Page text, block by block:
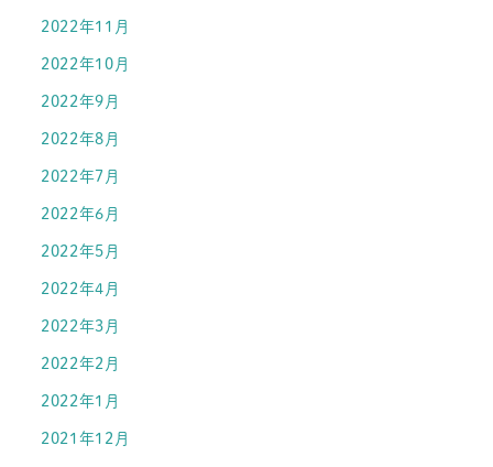
2022年11月
2022年10月
2022年9月
2022年8月
2022年7月
2022年6月
2022年5月
2022年4月
2022年3月
2022年2月
2022年1月
2021年12月